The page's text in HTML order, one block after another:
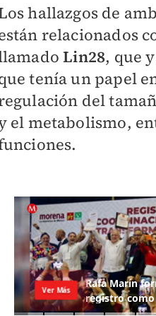
hallazgos de
relacionados
Lin28, que
tenía un papel
del
el metabolismo,